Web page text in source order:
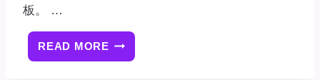
板。 …
READ MORE [WORDPRESS
建